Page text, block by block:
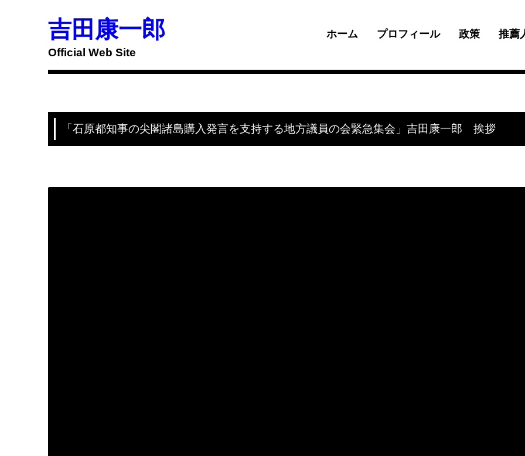
content
吉田康一郎
Official Web Site
ホーム プロフィール 政策 推薦
「石原都知事の尖閣諸島購入発言を支持する地方議員の会緊急集会」吉田康一郎 挨拶